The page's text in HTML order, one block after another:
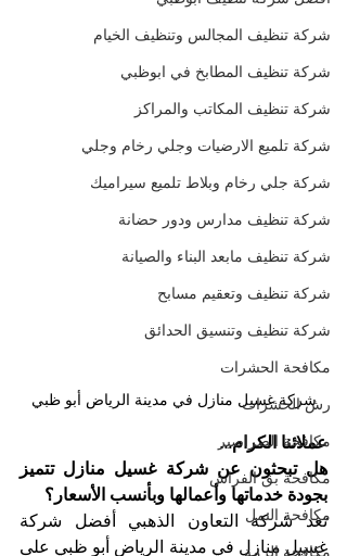
شركة تنظيف المجالس وتنظيف الخيام
شركة تنظيف المطابخ في ابوظبي
شركة تنظيف المكاتب والمراكز
شركة تلميع الارضيات وجلي رخام وجلي
شركة جلي رخام وبلاط تلميع سيراميك
شركة تنظيف مدارس ودور حضانة
شركة تنظيف مابعد البناء والصيانة
شركة تنظيف وتعقيم مسابح
شركة تنظيف وتنسيق الحدائق
مكافحة الحشرات
رش الحشرات
مكافحة الصراصير
مكافحة بق الفراش
مكافحة النمل
مكافحة الرمة
شركة غسيل منازل في مدينة الرياض أبو ظبي
عملائنا الكرام...
بجودة خدماتها وأعمالها وبأنسب الأسعار؟